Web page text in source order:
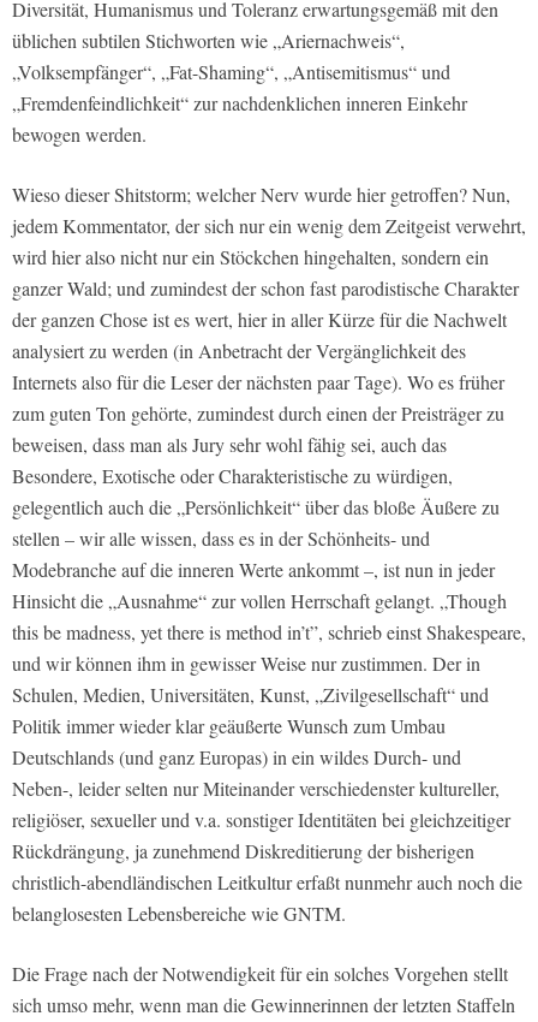
Diversität, Humanismus und Toleranz erwartungsgemäß mit den
üblichen subtilen Stichworten wie „Ariernachweis“,
„Volksempfänger“, „Fat-Shaming“, „Antisemitismus“ und
„Fremdenfeindlichkeit“ zur nachdenklichen inneren Einkehr
bewogen werden.
Wieso dieser Shitstorm; welcher Nerv wurde hier getroffen? Nun,
jedem Kommentator, der sich nur ein wenig dem Zeitgeist verwehrt,
wird hier also nicht nur ein Stöckchen hingehalten, sondern ein
ganzer Wald; und zumindest der schon fast parodistische Charakter
der ganzen Chose ist es wert, hier in aller Kürze für die Nachwelt
analysiert zu werden (in Anbetracht der Vergänglichkeit des
Internets also für die Leser der nächsten paar Tage). Wo es früher
zum guten Ton gehörte, zumindest durch einen der Preisträger zu
beweisen, dass man als Jury sehr wohl fähig sei, auch das
Besondere, Exotische oder Charakteristische zu würdigen,
gelegentlich auch die „Persönlichkeit“ über das bloße Äußere zu
stellen – wir alle wissen, dass es in der Schönheits- und
Modebranche auf die inneren Werte ankommt –, ist nun in jeder
Hinsicht die „Ausnahme“ zur vollen Herrschaft gelangt. „Though
this be madness, yet there is method in’t”, schrieb einst Shakespeare,
und wir können ihm in gewisser Weise nur zustimmen. Der in
Schulen, Medien, Universitäten, Kunst, „Zivilgesellschaft“ und
Politik immer wieder klar geäußerte Wunsch zum Umbau
Deutschlands (und ganz Europas) in ein wildes Durch- und
Neben-, leider selten nur Miteinander verschiedenster kultureller,
religiöser, sexueller und v.a. sonstiger Identitäten bei gleichzeitiger
Rückdrängung, ja zunehmend Diskreditierung der bisherigen
christlich-abendländischen Leitkultur erfaßt nunmehr auch noch die
belanglosesten Lebensbereiche wie GNTM.
Die Frage nach der Notwendigkeit für ein solches Vorgehen stellt
sich umso mehr, wenn man die Gewinnerinnen der letzten Staffeln